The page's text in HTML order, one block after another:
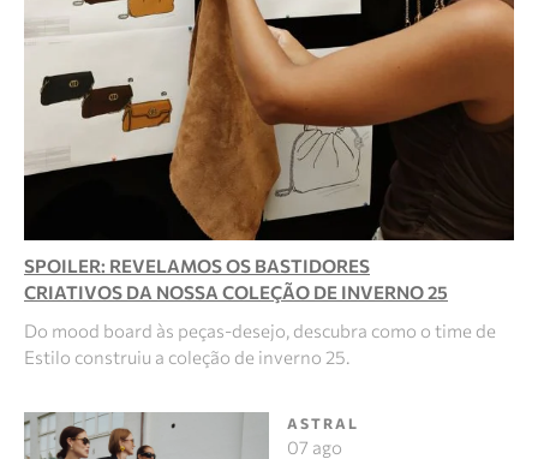
SPOILER: REVELAMOS OS BASTIDORES
CRIATIVOS DA NOSSA COLEÇÃO DE INVERNO 25
Do mood board às peças-desejo, descubra como o time de
Estilo construiu a coleção de inverno 25.
ASTRAL
07 ago